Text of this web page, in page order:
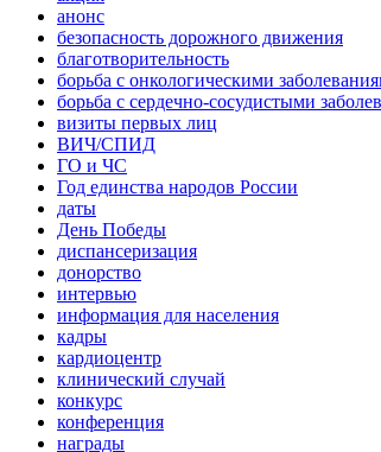
анонс
безопасность дорожного движения
благотворительность
борьба с онкологическими
борьба с сердечно-сосудистыми
визиты первых лиц
ВИЧ/СПИД
ГО и ЧС
Год единства народов России
даты
День Победы
диспансеризация
донорство
интервью
информация для населения
кадры
кардиоцентр
клинический случай
конкурс
конференция
награды